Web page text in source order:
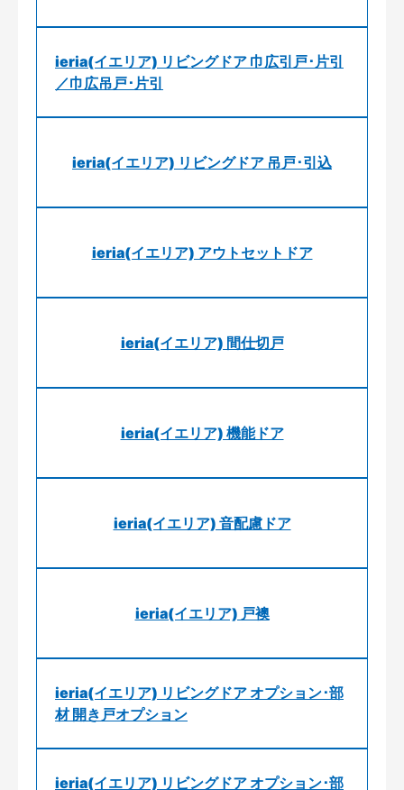
ieria(イエリア) リビングドア 巾広引戸･片引
／巾広吊戸･片引
ieria(イエリア) リビングドア 吊戸･引込
ieria(イエリア) アウトセットドア
ieria(イエリア) 間仕切戸
ieria(イエリア) 機能ドア
ieria(イエリア) 音配慮ドア
ieria(イエリア) 戸襖
ieria(イエリア) リビングドア オプション･部
材 開き戸オプション
ieria(イエリア) リビングドア オプション･部